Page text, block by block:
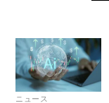
ニュース